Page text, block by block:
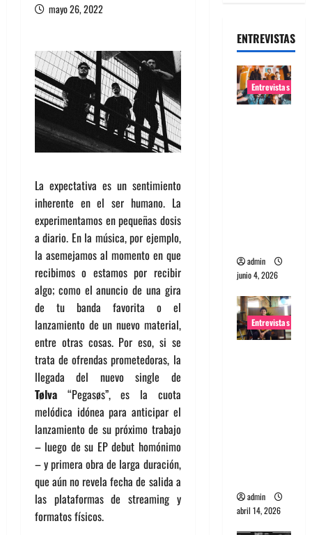
mayo 26, 2022
La expectativa es un sentimiento
inherente en el ser humano. La
experimentamos en pequeñas dosis
a diario. En la música, por ejemplo,
la asemejamos al momento en que
recibimos o estamos por recibir
algo; como el anuncio de una gira
de tu banda favorita o el
lanzamiento de un nuevo material,
entre otras cosas. Por eso, si se
trata de ofrendas prometedoras, la
llegada del nuevo single de
Tølva “Pegasøs”,es la cuota
melódica idónea para anticipar el
lanzamiento de su próximo trabajo
– luego de su EP debut homónimo
– y primera obra de larga duración,
que aún no revela fecha de salida a
las plataformas de streaming y
formatos físicos.
ENTREVISTAS
Entrevistas
admin
junio 4, 2026
Entrevistas
admin
abril 14, 2026